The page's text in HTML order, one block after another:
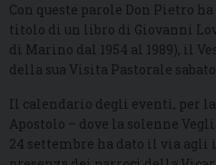
Con queste parole Don Pietro
titolo di un libro di Giovanni
di Marino dal 1954 al 1989), il
della sua Visita Pastorale
Il calendario degli eventi, per
Apostolo – dove la solenne
24 settembre ha dato il via